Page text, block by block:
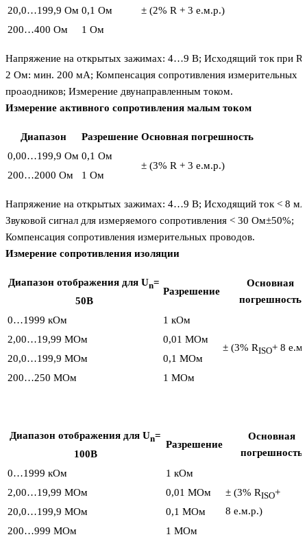
± (2% R + 3 е.м.р.)
20,0…199,9 Ом 0,1 Ом
200…400 Ом
1 Ом
Напряжение на открытых зажимах: 4…9 В; Исходящий ток при R
2 Ом: мин. 200 мA; Компенсация сопротивления измерительных
проаодников; Измерение двунаправленным током.
Измерение активного сопротивления малым током
Диапазон Разрешение Основная погрешность
0,00…199,9 Ом 0,1 Ом
± (3% R + 3 е.м.р.)
200…2000 Ом
1 Ом
Напряжение на открытых зажимах: 4…9 В; Исходящий ток < 8
Звуковой сигнал для измеряемого сопротивления < 30 Ом±50%;
Компенсация сопротивления измерительных проводов.
Измерение сопротивления изоляции
Диапазон отображения для Un=
50В
Разрешение
Основная
погрешность
0…1999 кОм
1 кОм
± (3% RISO+ 8
2,00…19,99 MОм
0,01 MОм
20,0…199,9 MОм
0,1 MОм
200…250 MОм
1 MОм
Диапазон отображения для Un=
100В
Разрешение
Основная
погрешность
0…1999 кОм
1 кОм
± (3% RISO+
8 е.м.р.)
2,00…19,99 MОм
0,01 MОм
20,0…199,9 MОм
0,1 MОм
200…999 MОм
1 MОм